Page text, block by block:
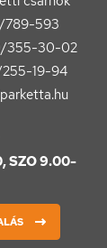
789-593
355-30-02
19-94
SZO 9.00-